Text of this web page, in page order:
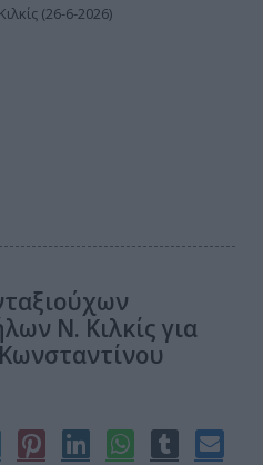
Κιλκίς (26-6-2026)
Ν. Κιλκίς για